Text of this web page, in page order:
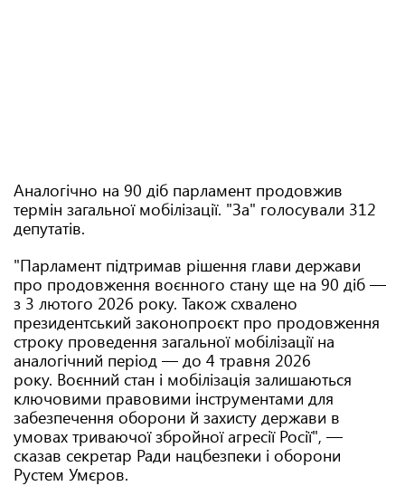
Аналогічно на 90 діб парламент продовжив
термін загальної мобілізації. "За" голосували 312
депутатів.
"Парламент підтримав рішення глави держави
про продовження воєнного стану ще на 90 діб —
з 3 лютого 2026 року. Також схвалено
президентський законопроєкт про продовження
строку проведення загальної мобілізації на
аналогічний період — до 4 травня 2026
року. Воєнний стан і мобілізація залишаються
ключовими правовими інструментами для
забезпечення оборони й захисту держави в
умовах триваючої збройної агресії Росії", —
сказав секретар Ради нацбезпеки і оборони
Рустем Умєров.